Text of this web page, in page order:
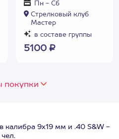
Пн - Сб
Стрелковый клуб
Мастер
в составе группы
5100 ₽
покупки
калибра 9х19 мм и .40 S&W -